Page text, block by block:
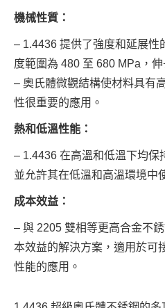
機械性質：
– 1.4436 提供了強度和延展性
度範圍為 480 至 680 MPa，
– 奧氏體微觀結構使材料具有
性很重要的應用。
熱和低溫性能：
– 1.4436 在高溫和低溫下均保
並允許其在低溫和高溫環境中
成本效益：
– 與 2205 雙相等更高合金不
本效益的解決方案，適用於可
性能的應用。